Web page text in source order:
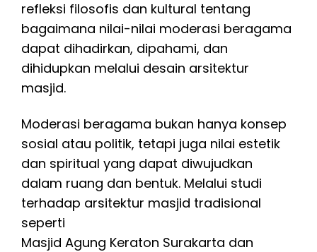
refleksi filosofis dan kultural tentang
bagaimana nilai-nilai moderasi beragama
dapat dihadirkan, dipahami, dan
dihidupkan melalui desain arsitektur
masjid.
Moderasi beragama bukan hanya konsep
sosial atau politik, tetapi juga nilai estetik
dan spiritual yang dapat diwujudkan
dalam ruang dan bentuk. Melalui studi
terhadap arsitektur masjid tradisional
seperti
Masjid Agung Keraton Surakarta dan